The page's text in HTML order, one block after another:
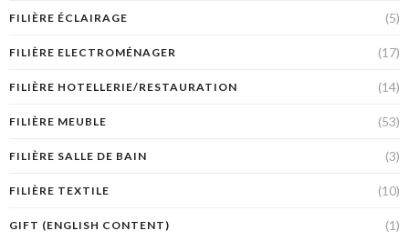
FILIÈRE ÉCLAIRAGE (5)
FILIÈRE ELECTROMÉNAGER (17)
FILIÈRE HOTELLERIE/RESTAURATION (14)
FILIÈRE MEUBLE (53)
FILIÈRE SALLE DE BAIN (3)
FILIÈRE TEXTILE (10)
GIFT (ENGLISH CONTENT) (1)